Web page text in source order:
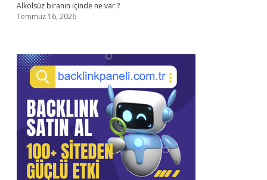
Alkolsüz biranın içinde ne var ?
Temmuz 16, 2026